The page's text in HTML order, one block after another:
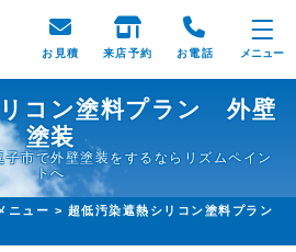
お見積 来店予約 お電話 メニュー
コン塗料プラン 外壁
塗装
市で外壁塗装をするならリズムペイン
トへ
ニュー > 超低汚染遮熱シリコン塗料プラン